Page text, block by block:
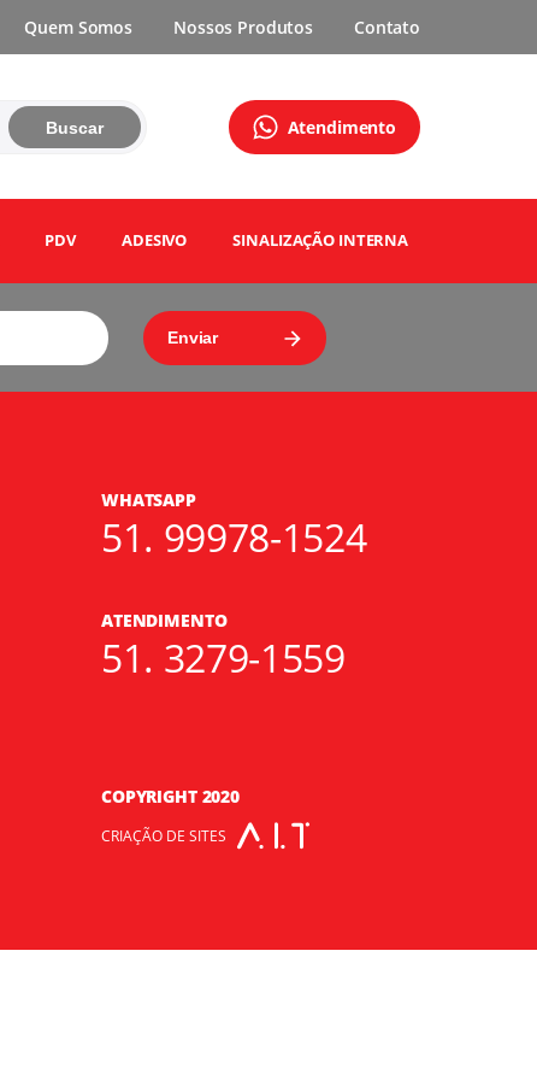
Quem Somos Nossos Produtos Contato
Buscar Atendimento
PDV ADESIVO SINALIZAÇÃO INTERNA
WHATSAPP
51. 99978-1524
ATENDIMENTO
51. 3279-1559
COPYRIGHT 2020
CRIAÇÃO DE SITES